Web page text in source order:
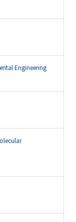
Engineering